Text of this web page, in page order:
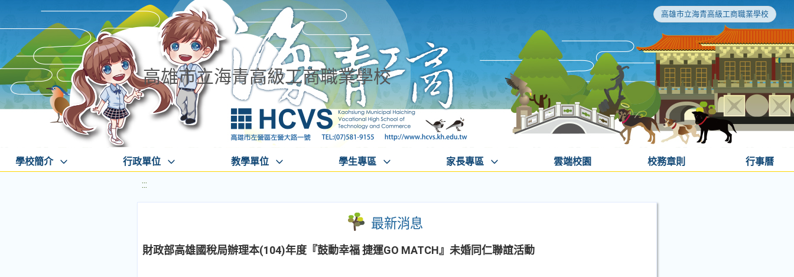
高雄市立海青高級工商職業學校
高雄市立海青高級工商職業學校
學校簡介 行政單位 教學單位 學生專區 家長專區 雲端校園 校務章則 行事曆
:::
最新消息
財政部高雄國稅局辦理本(104)年度『鼓動幸福 捷運GO MATCH』未婚同仁聯誼活動